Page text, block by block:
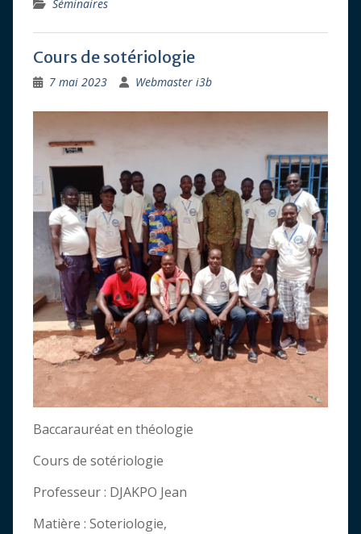
Séminaires
Cours de sotériologie
7 mai 2023 Webmaster i3b
Baccarauréat en théologie
Cours de sotériologie
Professeur : DJAKPO Jean
Matière : Soteriologie,